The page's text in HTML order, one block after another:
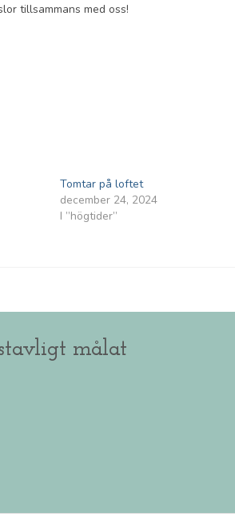
tillsammans med oss!
Tomtar på loftet
december 24, 2024
I ”högtider”
målat